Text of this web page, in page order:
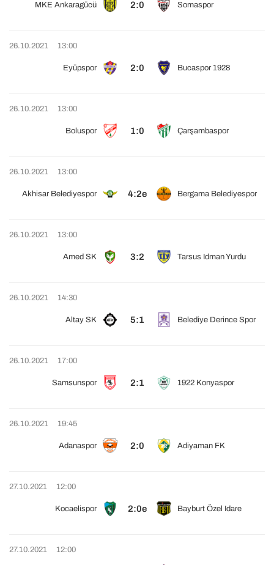
MKE Ankaragücü 2:0 Somaspor
26.10.2021 13:00
Eyüpspor 2:0 Bucaspor 1928
26.10.2021 13:00
Boluspor 1:0 Çarşambaspor
26.10.2021 13:00
Akhisar Belediyespor 4:2e Bergama Belediyespor
26.10.2021 13:00
Amed SK 3:2 Tarsus Idman Yurdu
26.10.2021 14:30
Altay SK 5:1 Belediye Derince Spor
26.10.2021 17:00
Samsunspor 2:1 1922 Konyaspor
26.10.2021 19:45
Adanaspor 2:0 Adiyaman FK
27.10.2021 12:00
Kocaelispor 2:0e Bayburt Özel Idare
27.10.2021 12:00